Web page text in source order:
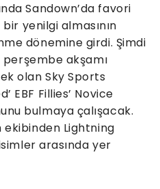
Sandown’da favori
yenilgi almasının
dönemine girdi. Şimdi
akşamı
olan Sky Sports
EBF Fillies’ Novice
bulmaya çalışacak.
ekibinden Lightning
arasında yer